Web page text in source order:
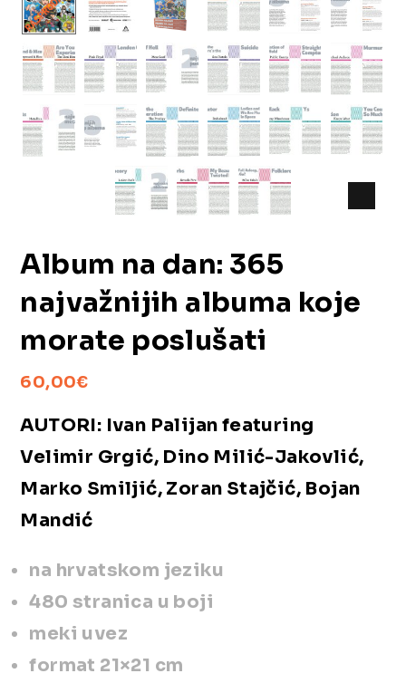
Album na dan: 365
najvažnijih albuma koje
morate poslušati
60,00€
AUTORI: Ivan Palijan featuring
Velimir Grgić, Dino Milić-Jakovlić,
Marko Smiljić, Zoran Stajčić, Bojan
Mandić
na hrvatskom jeziku
480 stranica u boji
meki uvez
format 21×21 cm